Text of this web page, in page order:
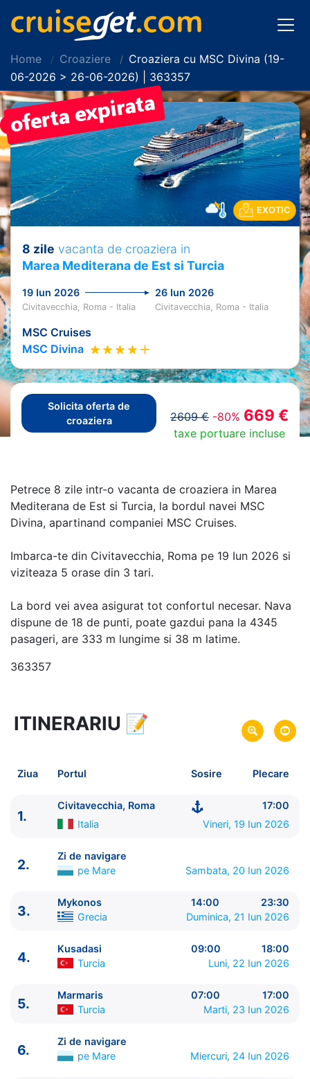
Home Croaziere
Croaziera cu MSC Divina (19-
06-2026 > 26-06-2026) | 363357
PRET REDUS!
EXOTIC
8 zile vacanta de croaziera in
Marea Mediterana de Est si Turcia
19 Iun 2026 26 Iun 2026
Civitavecchia, Roma - Italia Civitavecchia, Roma - Italia
MSC Cruises
MSC Divina
Solicita oferta de
croaziera
2609 € -80% 669 €
taxe portuare incluse
Petrece 8 zile intr-o vacanta de croaziera in Marea
Mediterana de Est si Turcia, la bordul navei MSC
Divina, apartinand companiei MSC Cruises.
Imbarca-te din Civitavecchia, Roma pe 19 Iun 2026 si
viziteaza 5 orase din 3 tari.
La bord vei avea asigurat tot confortul necesar. Nava
dispune de 18 de punti, poate gazdui pana la 4345
pasageri, are 333 m lungime si 38 m latime.
363357
8 zile vacanta de croaziera in
Marea Mediterana de Est si Turcia -
link oferta
Plecare pe 19 Iun 2026
din Civitavecchia, Roma,
Sosire pe 26 Iun 2026in Civitavecchia, Roma, Italia
MSC Divina★★★★+
Ziua | Portul | Sosire - Plecare
----------------------------------------
ITINERARIU 📝
Ziua Portul Sosire Plecare
1.
Civitavecchia, Roma
17:00
Italia
Vineri, 19 Iun 2026
2.
Zi de navigare
pe Mare
Sambata, 20 Iun 2026
3.
Mykonos 14:00
23:30
Grecia
Duminica, 21 Iun 2026
4.
Kusadasi 09:00
18:00
Turcia
Luni, 22 Iun 2026
5.
Marmaris 07:00
17:00
Turcia
Marti, 23 Iun 2026
6.
Zi de navigare
pe Mare
Miercuri, 24 Iun 2026